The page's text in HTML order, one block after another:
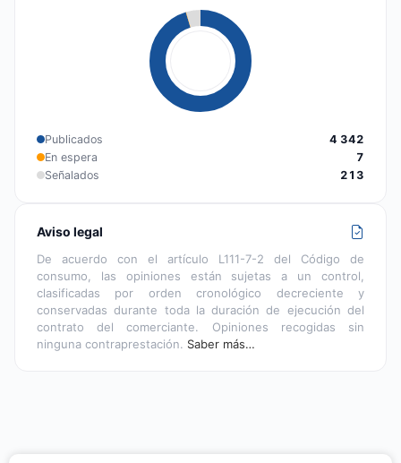
Publicados
4 342
En espera
7
Señalados
213
Aviso legal
De acuerdo con el artículo L111-7-2 del Código de
consumo, las opiniones están sujetas a un control,
clasificadas por orden cronológico decreciente y
conservadas durante toda la duración de ejecución del
contrato del comerciante. Opiniones recogidas sin
ninguna contraprestación. Saber más…